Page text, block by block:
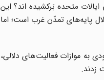
متحده بَرکشیده اند؟ این
پایه‌های تمدّن غرب است؛ اما
به موازات فعالیت‌های دلالی،
زدند.